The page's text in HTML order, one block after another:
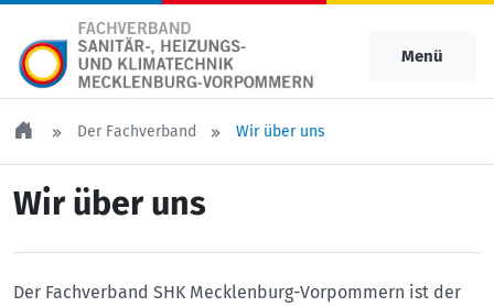
Menü
Der Fachverband Wir über uns
Wir über uns
Der Fachverband SHK Mecklenburg-Vorpommern ist der